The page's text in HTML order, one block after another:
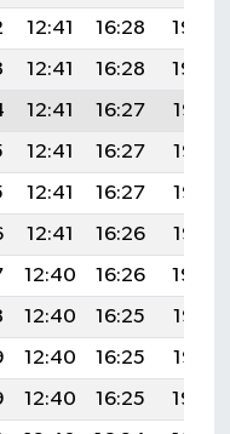
12:41 16:28
19:40
12:41 16:28
19:39
12:41 16:27
19:38
12:41 16:27
19:37
12:41 16:27
19:36
12:41 16:26
19:35
12:40 16:26
19:34
12:40 16:25
19:33
12:40 16:25
19:32
12:40 16:25
19:30